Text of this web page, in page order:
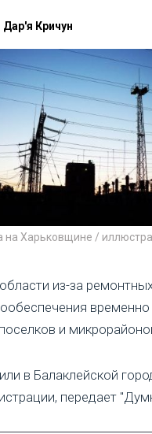
Дар'я Кричун
на Харьковщине /
из-за
временно
и
в Балаклейской
передает